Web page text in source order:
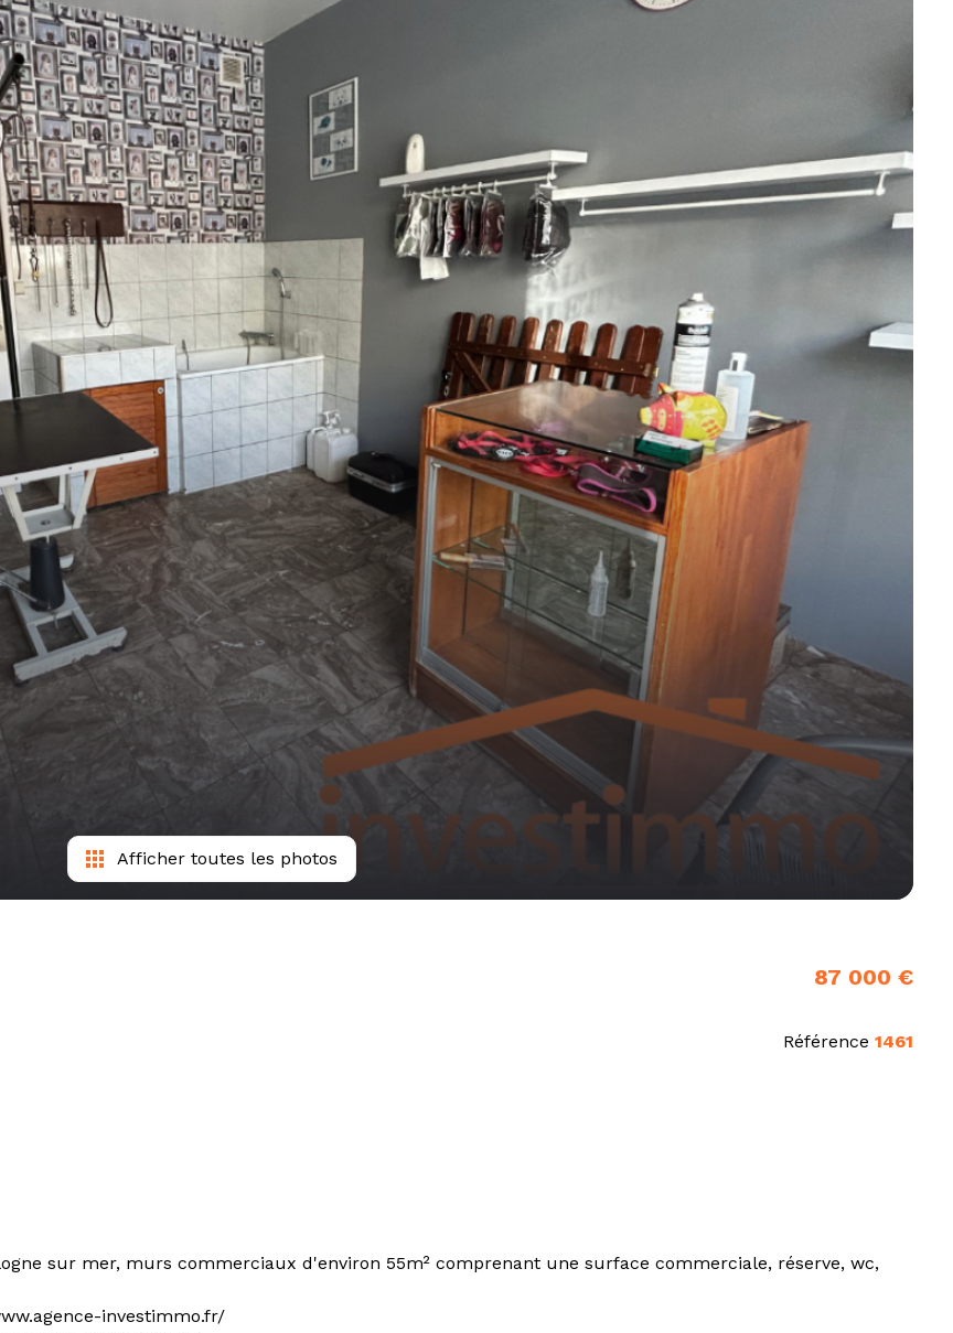
Afficher toutes les photos
87 000 €
Référence 1461
sur mer, murs commerciaux d'environ 55m² comprenant une surface commerciale, réserve, wc,
investimmo.fr/